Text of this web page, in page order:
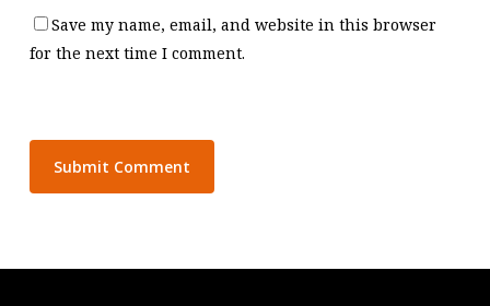
Save my name, email, and website in this browser
for the next time I comment.